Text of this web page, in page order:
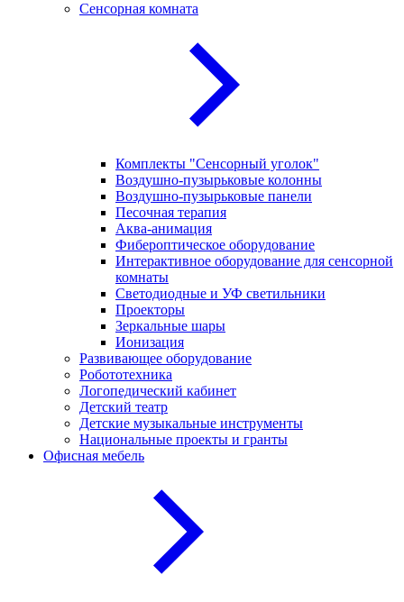
Сенсорная комната
Комплекты "Сенсорный уголок"
Воздушно-пузырьковые колонны
Воздушно-пузырьковые панели
Песочная терапия
Аква-анимация
Фибероптическое оборудование
Интерактивное оборудование для сенсорной
комнаты
Светодиодные и УФ светильники
Проекторы
Зеркальные шары
Ионизация
Развивающее оборудование
Робототехника
Логопедический кабинет
Детский театр
Детские музыкальные инструменты
Национальные проекты и гранты
Офисная мебель